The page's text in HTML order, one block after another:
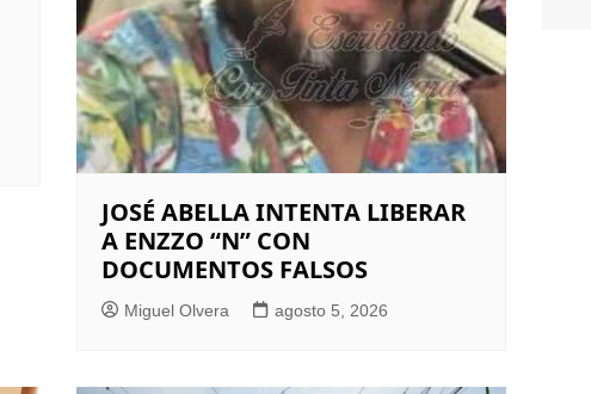
JOSÉ ABELLA INTENTA LIBERAR
A ENZZO “N” CON
DOCUMENTOS FALSOS
Miguel Olvera agosto 5, 2026